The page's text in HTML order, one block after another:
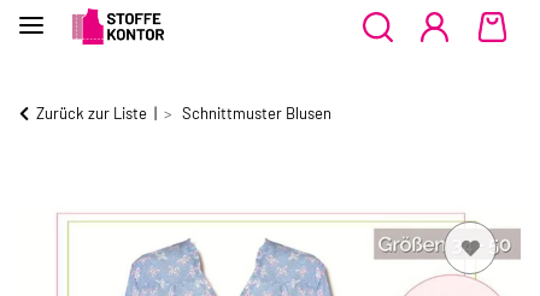
Zurück zur Liste Schnittmuster Blusen